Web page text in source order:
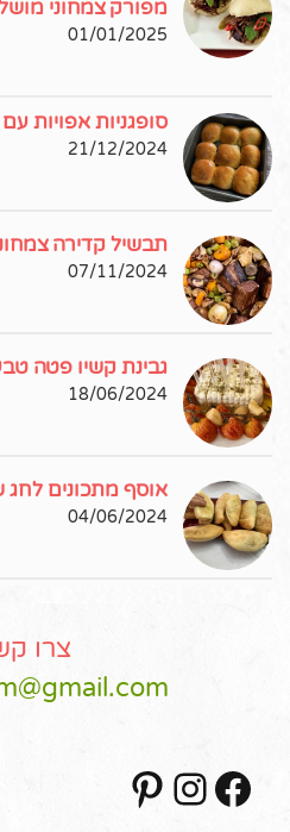
מפורק צמחוני
01/01/2025
סופגניות אפויות
21/12/2024
תבשיל קדירה צמחוני
07/11/2024
גבינת קשיו פטה
18/06/2024
אוסף מתכונים לחג
04/06/2024
צרו
Facebook